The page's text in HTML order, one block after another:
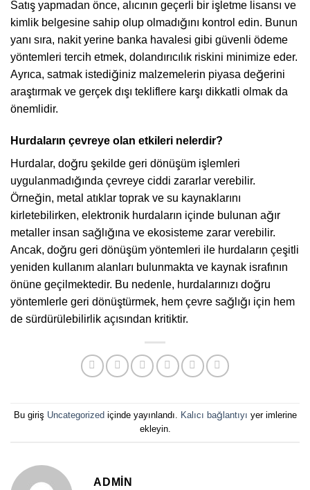
Satış yapmadan önce, alıcının geçerli bir işletme lisansı ve
kimlik belgesine sahip olup olmadığını kontrol edin. Bunun
yanı sıra, nakit yerine banka havalesi gibi güvenli ödeme
yöntemleri tercih etmek, dolandırıcılık riskini minimize eder.
Ayrıca, satmak istediğiniz malzemelerin piyasa değerini
araştırmak ve gerçek dışı tekliflere karşı dikkatli olmak da
önemlidir.
Hurdaların çevreye olan etkileri nelerdir?
Hurdalar, doğru şekilde geri dönüşüm işlemleri
uygulanmadığında çevreye ciddi zararlar verebilir.
Örneğin, metal atıklar toprak ve su kaynaklarını
kirletebilirken, elektronik hurdaların içinde bulunan ağır
metaller insan sağlığına ve ekosisteme zarar verebilir.
Ancak, doğru geri dönüşüm yöntemleri ile hurdaların çeşitli
yeniden kullanım alanları bulunmakta ve kaynak israfının
önüne geçilmektedir. Bu nedenle, hurdalarınızı doğru
yöntemlerle geri dönüştürmek, hem çevre sağlığı için hem
de sürdürülebilirlik açısından kritiktir.
Bu giriş Uncategorized içinde yayınlandı. Kalıcı bağlantıyı yer imlerine
ekleyin.
ADMIN